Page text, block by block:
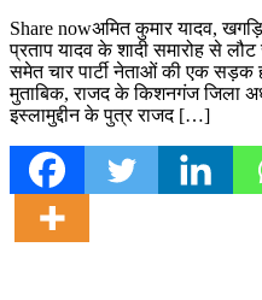
Share nowअमित कुमार यादव,
प्रताप यादव के शादी समारोह से
समेत चार पार्टी नेताओं की एक सड़क
मुताबिक, राजद के किशनगंज जिला
इस्लामुद्दीन के पुत्र राजद […]